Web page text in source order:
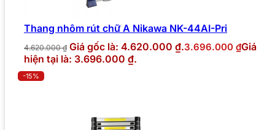
Thang nhôm rút chữ A Nikawa NK-44AI-Pri
4.620.000₫ Giá gốc là: 4.620.000 ₫.3.696.000 ₫Giá
hiện tại là: 3.696.000 ₫.
-15%